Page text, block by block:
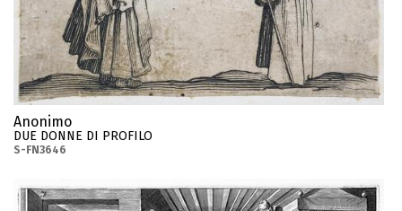
Anonimo
DUE DONNE DI PROFILO
S-FN3646